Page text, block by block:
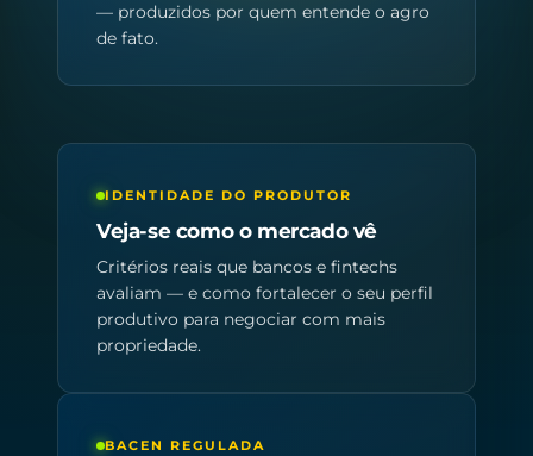
— produzidos por quem entende o agro
de fato.
IDENTIDADE DO PRODUTOR
Veja-se como o mercado vê
Critérios reais que bancos e fintechs
avaliam — e como fortalecer o seu perfil
produtivo para negociar com mais
propriedade.
BACEN REGULADA